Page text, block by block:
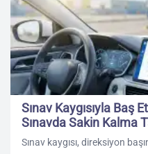
Sınav Kaygısıyla Baş
Sınavda Sakin Kalma
Sınav kaygısı, direksiyon